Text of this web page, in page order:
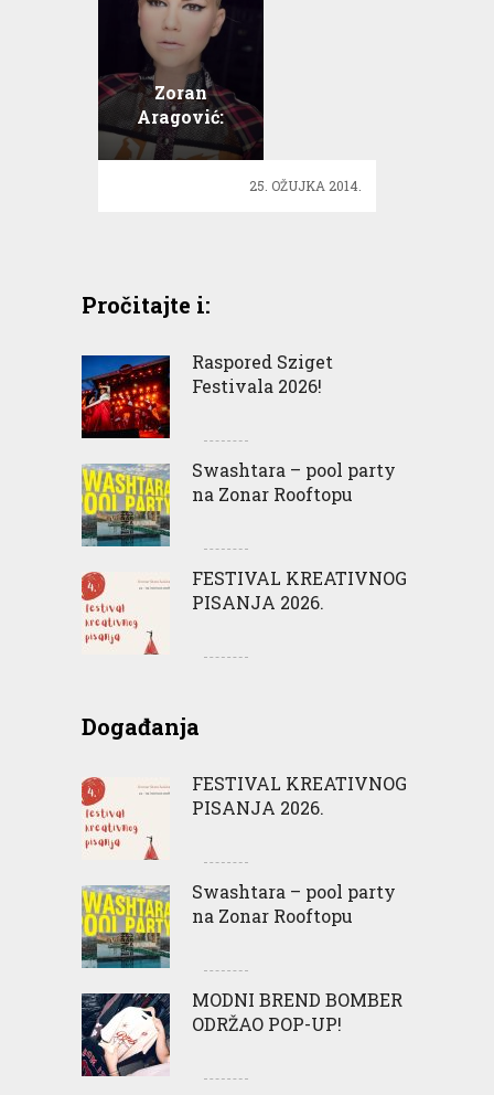
Zoran
Aragović:
Ekskluzivni
preview
25. OŽUJKA 2014.
Pročitajte i:
Raspored Sziget
Festivala 2026!
Swashtara – pool party
na Zonar Rooftopu
FESTIVAL KREATIVNOG
PISANJA 2026.
Događanja
FESTIVAL KREATIVNOG
PISANJA 2026.
Swashtara – pool party
na Zonar Rooftopu
MODNI BREND BOMBER
ODRŽAO POP-UP!